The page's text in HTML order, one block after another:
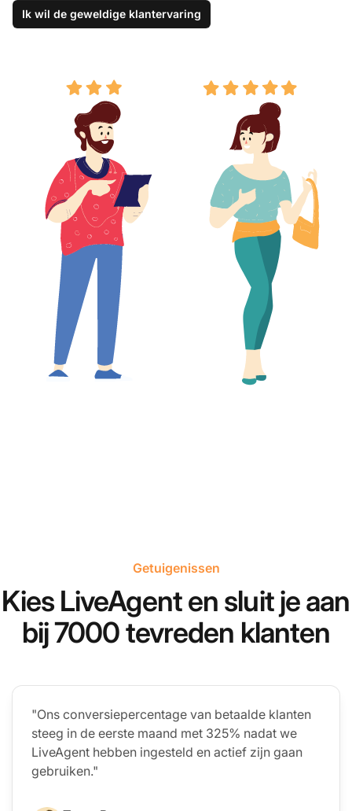
Ik wil de geweldige klantervaring
Getuigenissen
Kies LiveAgent en sluit je aan
bij 7000 tevreden klanten
"Ons conversiepercentage van betaalde klanten
steeg in de eerste maand met 325% nadat we
LiveAgent hebben ingesteld en actief zijn gaan
gebruiken."